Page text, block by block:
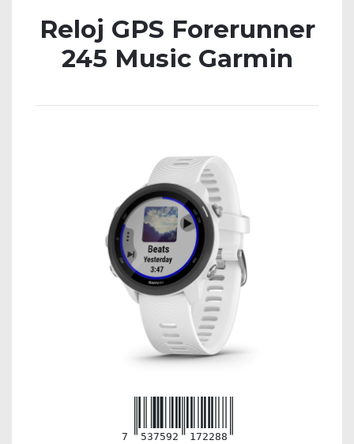
Reloj GPS Forerunner
245 Music Garmin
7 537592 172288